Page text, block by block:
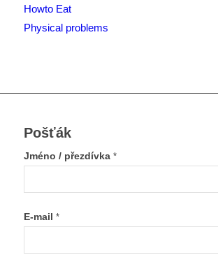
Howto Eat
Physical problems
Pošťák
Jméno / přezdívka *
E-mail *